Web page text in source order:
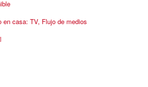
en casa: TV, Flujo de medios